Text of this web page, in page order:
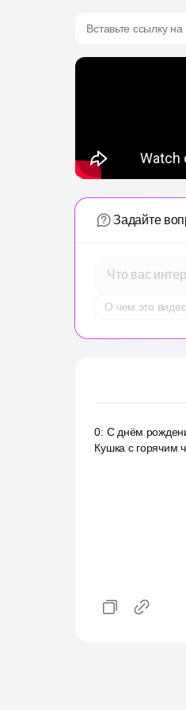
Вставьте ссылку
Задайте
Что вас
О чем это
0: С днём
Кушка с горячим